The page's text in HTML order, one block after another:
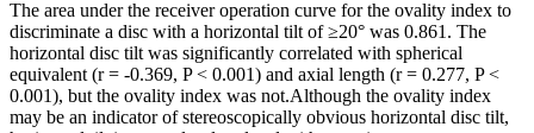
The area under the receiver operation curve for the ovality index to
discriminate a disc with a horizontal tilt of ≥20° was 0.861. The
horizontal disc tilt was significantly correlated with spherical
equivalent (r = -0.369, P < 0.001) and axial length (r = 0.277, P <
0.001), but the ovality index was not.Although the ovality index
may be an indicator of stereoscopically obvious horizontal disc tilt,